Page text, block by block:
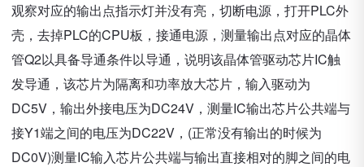
观察对应的输出点指示灯并没有亮，切断电源，打开PLC外
壳，去掉PLC的CPU板，接通电源，测量输出点对应的晶体
管Q2以具备导通条件以导通，说明该晶体管驱动芯片IC触
发导通，该芯片为隔离和功率放大芯片，输入驱动为
DC5V，输出外接电压为DC24V，测量IC输出芯片公共端与
接Y1端之间的电压为DC22V，(正常没有输出的时候为
DC0V)测量IC输入芯片公共端与输出直接相对的脚之间的电